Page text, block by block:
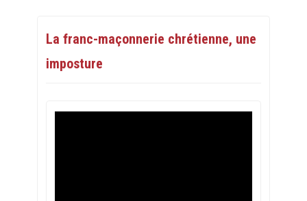
La franc-maçonnerie chrétienne, une
imposture